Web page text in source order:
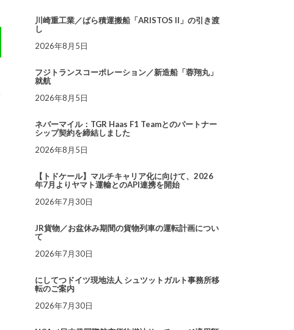
川崎重工業／ばら積運搬船「ARISTOS II」の引き渡
し
2026年8月5日
フジトランスコーポレーション／新造船「蓉翔丸」
就航
2026年8月5日
ネバーマイル：TGR Haas F1 Teamとのパートナー
シップ契約を締結しました
2026年8月5日
【トドケール】マルチキャリア化に向けて、2026
年7月よりヤマト運輸とのAPI連携を開始
2026年7月30日
JR貨物／お盆休み期間の貨物列車の運転計画につい
て
2026年7月30日
にしてつドイツ現地法人 シュツットガルト事務所移
転のご案内
2026年7月30日